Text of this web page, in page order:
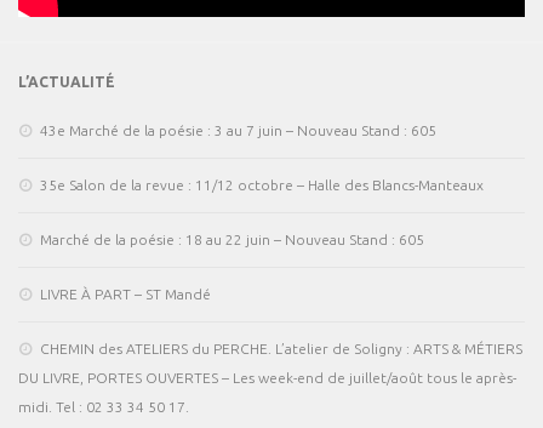
L’ACTUALITÉ
43e Marché de la poésie : 3 au 7 juin – Nouveau Stand : 605
35e Salon de la revue : 11/12 octobre – Halle des Blancs-Manteaux
Marché de la poésie : 18 au 22 juin – Nouveau Stand : 605
LIVRE À PART – ST Mandé
CHEMIN des ATELIERS du PERCHE. L’atelier de Soligny : ARTS & MÉTIERS
DU LIVRE, PORTES OUVERTES – Les week-end de juillet/août tous le après-
midi. Tel : 02 33 34 50 17.